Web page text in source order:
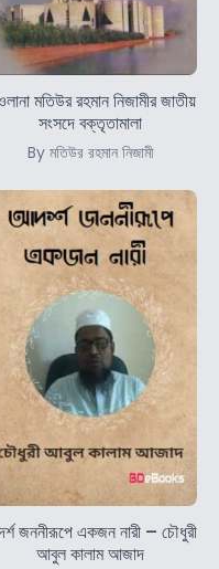
মতিউর রহমান নিজামীর জাতীয়
সংসদে বক্তৃতামালা
By মতিউর রহমান নিজামী
জননীরূপে একজন নারী – চৌধুরী
আবুল কালাম আজাদ